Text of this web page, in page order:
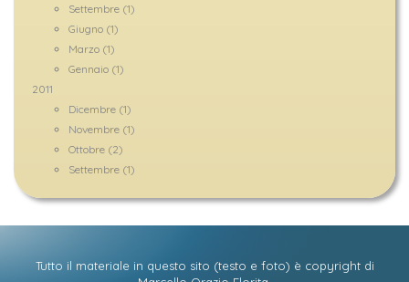
Settembre (1)
Giugno (1)
Marzo (1)
Gennaio (1)
2011
Dicembre (1)
Novembre (1)
Ottobre (2)
Settembre (1)
Tutto il materiale in questo sito (testo e foto) è copyright di